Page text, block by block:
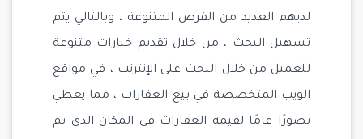
لديهم العديد من الفرص المتنوعة ، وبالتالي يتم
تسهيل البحث ، من خلال تقديم خيارات متنوعة
للعميل من خلال البحث على الإنترنت ، في مواقع
الويب المتخصصة في بيع العقارات ، مما يعطي
تصورًا عامًا لقيمة العقارات في المكان الذي تم